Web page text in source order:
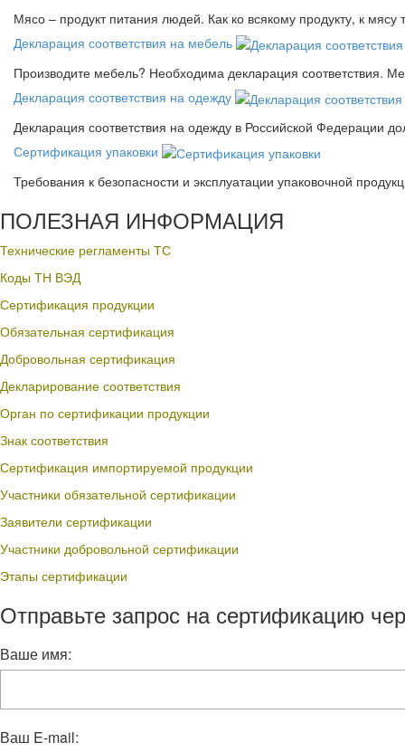
Мясо – продукт питания людей. Как ко всякому продукту, к мясу
Декларация соответствия на мебель
Производите мебель? Необходима декларация соответствия.
Декларация соответствия на одежду
Декларация соответствия на одежду в Российской Федерации
Сертификация упаковки
Требования к безопасности и эксплуатации упаковочной
ПОЛЕЗНАЯ ИНФОРМАЦИЯ
Технические регламенты ТС
Коды ТН ВЭД
Сертификация продукции
Обязательная сертификация
Добровольная сертификация
Декларирование соответствия
Орган по сертификации продукции
Знак соответствия
Сертификация импортируемой продукции
Участники обязательной сертификации
Заявители сертификации
Участники добровольной сертификации
Этапы сертификации
Отправьте запрос на сертификацию
Ваше имя:
Ваш E-mail: